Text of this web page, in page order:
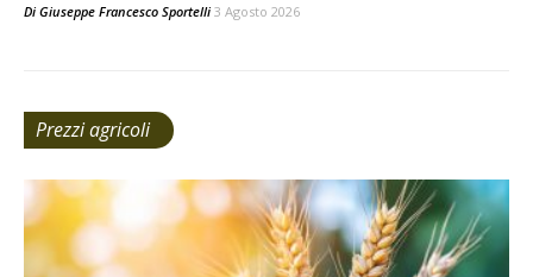
Di Giuseppe Francesco Sportelli 3 Agosto 2026
Prezzi agricoli